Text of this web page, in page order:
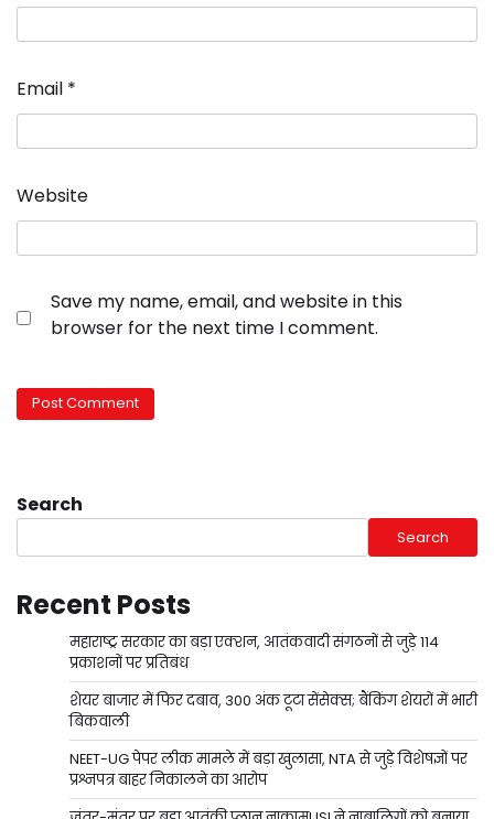
Email *
Website
Save my name, email, and website in this
browser for the next time I comment.
Search
Search
Recent Posts
महाराष्ट्र सरकार का बड़ा एक्शन, आतंकवादी संगठनों से जुड़े 114
प्रकाशनों पर प्रतिबंध
शेयर बाजार में फिर दबाव, 300 अंक टूटा सेंसेक्स; बैंकिंग शेयरों में भारी
बिकवाली
NEET-UG पेपर लीक मामले में बड़ा खुलासा, NTA से जुड़े विशेषज्ञों पर
प्रश्नपत्र बाहर निकालने का आरोप